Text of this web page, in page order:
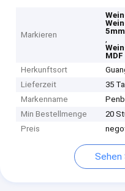
Markieren
,
MDF
Herkunftsort
Lieferzeit
35
Markenname
Min Bestellmenge
20
Preis
Sehen